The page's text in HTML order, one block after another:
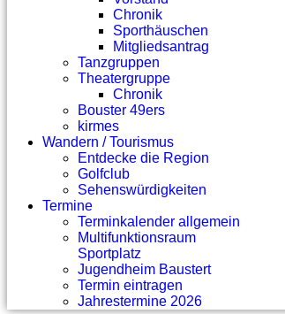
Chronik
Sporthäuschen
Mitgliedsantrag
Tanzgruppen
Theatergruppe
Chronik
Bouster 49ers
kirmes
Wandern / Tourismus
Entdecke die Region
Golfclub
Sehenswürdigkeiten
Termine
Terminkalender allgemein
Multifunktionsraum
Sportplatz
Jugendheim Baustert
Termin eintragen
Jahrestermine 2026